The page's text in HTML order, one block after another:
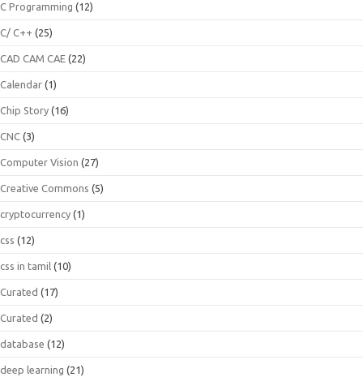
C Programming (12)
C/ C++ (25)
CAD CAM CAE (22)
Calendar (1)
Chip Story (16)
CNC (3)
Computer Vision (27)
Creative Commons (5)
cryptocurrency (1)
css (12)
css in tamil (10)
Curated (17)
Curated (2)
database (12)
deep learning (21)